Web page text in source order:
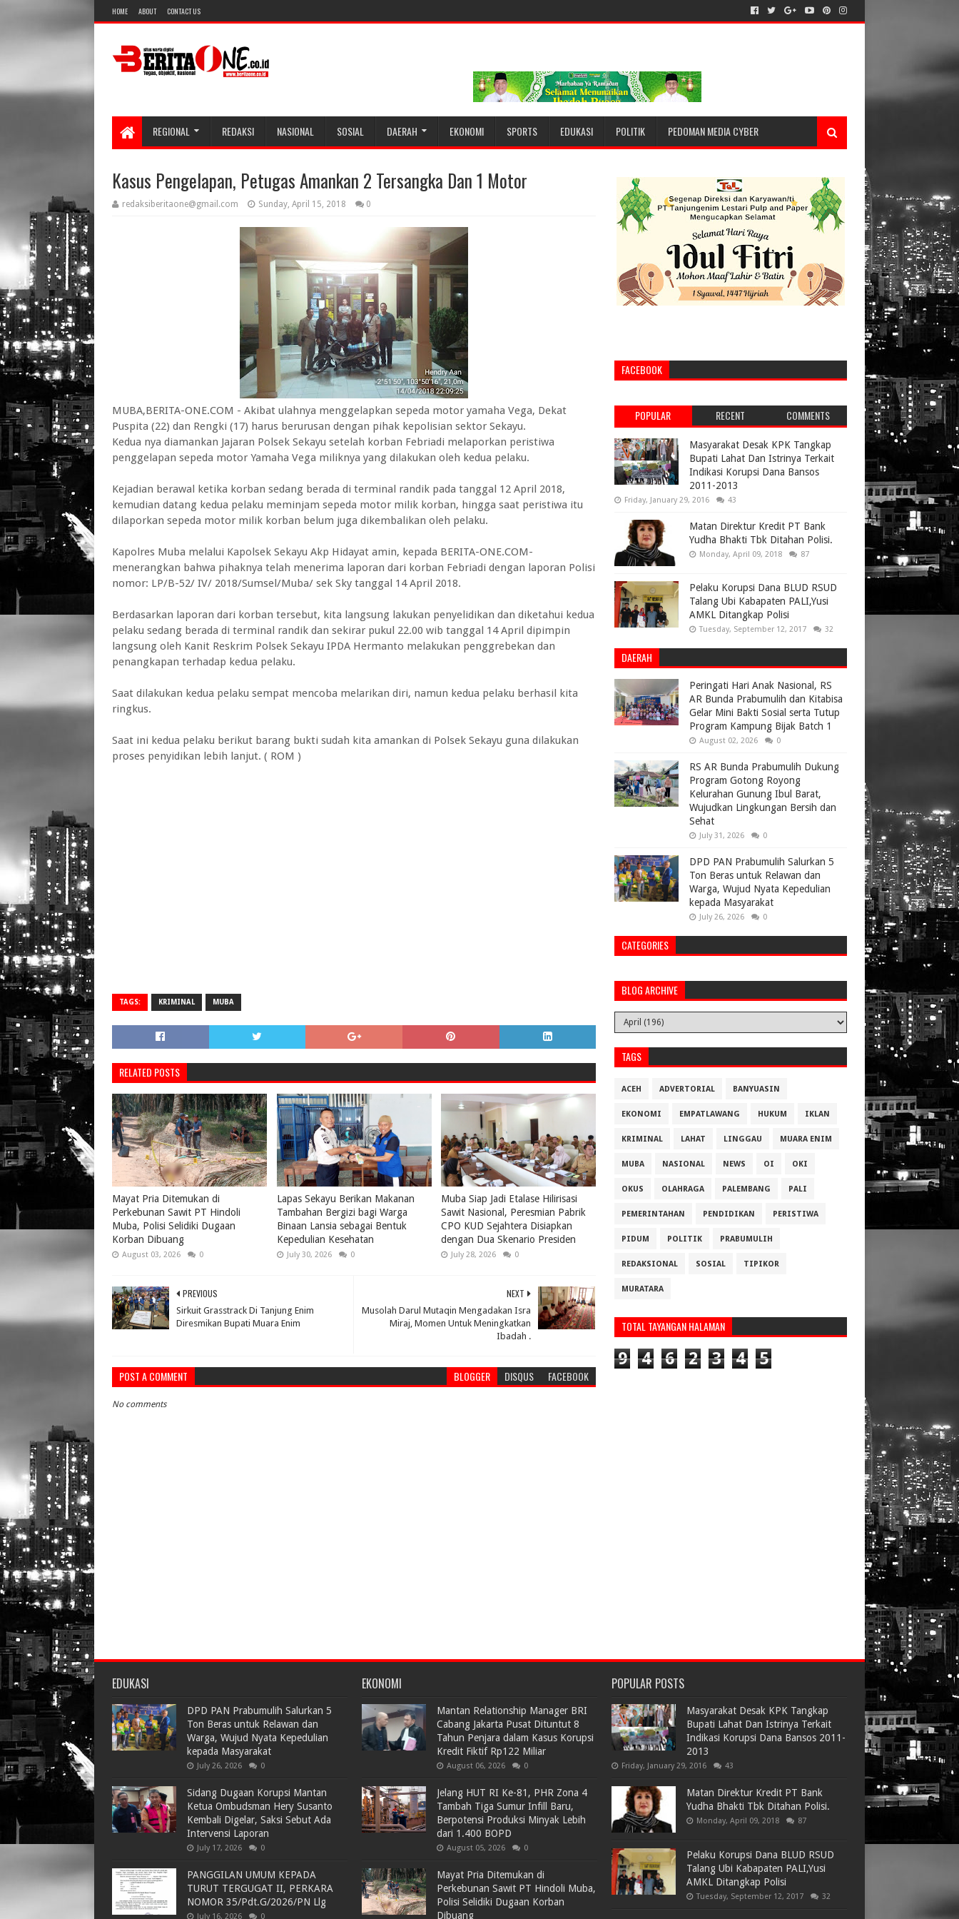
HOME ABOUT CONTACT US
REGIONAL REDAKSI NASIONAL SOSIAL DAERAH EKONOMI SPORTS EDUKASI POLITIK PEDOMAN MEDIA CYBER
Kasus Pengelapan, Petugas Amankan 2 Tersangka Dan 1 Motor
redaksiberitaone@gmail.com Sunday, April 15, 2018 0
MUBA,BERITA-ONE.COM - Akibat ulahnya menggelapkan sepeda motor yamaha Vega, Dekat
Puspita (22) dan Rengki (17) harus berurusan dengan pihak kepolisian sektor Sekayu.
Kedua nya diamankan Jajaran Polsek Sekayu setelah korban Febriadi melaporkan peristiwa
penggelapan sepeda motor Yamaha Vega miliknya yang dilakukan oleh kedua pelaku.
Kejadian berawal ketika korban sedang berada di terminal randik pada tanggal 12 April 2018,
kemudian datang kedua pelaku meminjam sepeda motor milik korban, hingga saat peristiwa itu
dilaporkan sepeda motor milik korban belum juga dikembalikan oleh pelaku.
Kapolres Muba melalui Kapolsek Sekayu Akp Hidayat amin, kepada BERITA-ONE.COM-
menerangkan bahwa pihaknya telah menerima laporan dari korban Febriadi dengan laporan Polisi
nomor: LP/B-52/ IV/ 2018/Sumsel/Muba/ sek Sky tanggal 14 April 2018.
Berdasarkan laporan dari korban tersebut, kita langsung lakukan penyelidikan dan diketahui kedua
pelaku sedang berada di terminal randik dan sekirar pukul 22.00 wib tanggal 14 April dipimpin
langsung oleh Kanit Reskrim Polsek Sekayu IPDA Hermanto melakukan penggrebekan dan
penangkapan terhadap kedua pelaku.
Saat dilakukan kedua pelaku sempat mencoba melarikan diri, namun kedua pelaku berhasil kita
ringkus.
Saat ini kedua pelaku berikut barang bukti sudah kita amankan di Polsek Sekayu guna dilakukan
proses penyidikan lebih lanjut. ( ROM )
TAGS: KRIMINAL MUBA
RELATED POSTS
Mayat Pria Ditemukan di
Perkebunan Sawit PT Hindoli
Muba, Polisi Selidiki Dugaan
Korban Dibuang
August 03, 2026 0
Lapas Sekayu Berikan Makanan
Tambahan Bergizi bagi Warga
Binaan Lansia sebagai Bentuk
Kepedulian Kesehatan
July 30, 2026 0
Muba Siap Jadi Etalase Hilirisasi
Sawit Nasional, Peresmian Pabrik
CPO KUD Sejahtera Disiapkan
dengan Dua Skenario Presiden
July 28, 2026 0
NEXT
Musolah Darul Mutaqin Mengadakan Isra
Miraj, Momen Untuk Meningkatkan
Ibadah .
PREVIOUS
Sirkuit Grasstrack Di Tanjung Enim
Diresmikan Bupati Muara Enim
POST A COMMENT BLOGGER DISQUS FACEBOOK
No comments
FACEBOOK
POPULAR RECENT COMMENTS
Masyarakat Desak KPK Tangkap
Bupati Lahat Dan Istrinya Terkait
Indikasi Korupsi Dana Bansos
2011-2013
Friday, January 29, 2016 43
Matan Direktur Kredit PT Bank
Yudha Bhakti Tbk Ditahan Polisi.
Monday, April 09, 2018 87
Pelaku Korupsi Dana BLUD RSUD
Talang Ubi Kabapaten PALI,Yusi
AMKL Ditangkap Polisi
Tuesday, September 12, 2017 32
DAERAH
Peringati Hari Anak Nasional, RS
AR Bunda Prabumulih dan Kitabisa
Gelar Mini Bakti Sosial serta Tutup
Program Kampung Bijak Batch 1
August 02, 2026 0
RS AR Bunda Prabumulih Dukung
Program Gotong Royong
Kelurahan Gunung Ibul Barat,
Wujudkan Lingkungan Bersih dan
Sehat
July 31, 2026 0
DPD PAN Prabumulih Salurkan 5
Ton Beras untuk Relawan dan
Warga, Wujud Nyata Kepedulian
kepada Masyarakat
July 26, 2026 0
CATEGORIES
BLOG ARCHIVE
TAGS
ACEH ADVERTORIAL BANYUASIN
EKONOMI EMPATLAWANG HUKUM IKLAN
KRIMINAL LAHAT LINGGAU MUARA ENIM
MUBA NASIONAL NEWS OI OKI
OKUS OLAHRAGA PALEMBANG PALI
PEMERINTAHAN PENDIDIKAN PERISTIWA
PIDUM POLITIK PRABUMULIH
REDAKSIONAL SOSIAL TIPIKOR
MURATARA
TOTAL TAYANGAN HALAMAN
9 4 6 2 3 4 5
EDUKASI
DPD PAN Prabumulih Salurkan 5
Ton Beras untuk Relawan dan
Warga, Wujud Nyata Kepedulian
kepada Masyarakat
July 26, 2026 0
Sidang Dugaan Korupsi Mantan
Ketua Ombudsman Hery Susanto
Kembali Digelar, Saksi Sebut Ada
Intervensi Laporan
July 17, 2026 0
PANGGILAN UMUM KEPADA
TURUT TERGUGAT II, PERKARA
NOMOR 35/Pdt.G/2026/PN Llg
July 16, 2026 0
EKONOMI
Mantan Relationship Manager BRI
Cabang Jakarta Pusat Dituntut 8
Tahun Penjara dalam Kasus Korupsi
Kredit Fiktif Rp122 Miliar
August 06, 2026 0
Jelang HUT RI Ke-81, PHR Zona 4
Tambah Tiga Sumur Infill Baru,
Berpotensi Produksi Minyak Lebih
dari 1.400 BOPD
August 05, 2026 0
Mayat Pria Ditemukan di
Perkebunan Sawit PT Hindoli Muba,
Polisi Selidiki Dugaan Korban
Dibuang
POPULAR POSTS
Masyarakat Desak KPK Tangkap
Bupati Lahat Dan Istrinya Terkait
Indikasi Korupsi Dana Bansos 2011-
2013
Friday, January 29, 2016 43
Matan Direktur Kredit PT Bank
Yudha Bhakti Tbk Ditahan Polisi.
Monday, April 09, 2018 87
Pelaku Korupsi Dana BLUD RSUD
Talang Ubi Kabapaten PALI,Yusi
AMKL Ditangkap Polisi
Tuesday, September 12, 2017 32